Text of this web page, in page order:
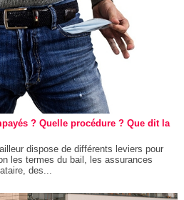
? Quelle procédure ? Que dit la
dispose de différents leviers pour
les termes du bail, les assurances
des...